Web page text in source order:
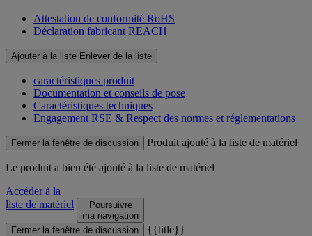
Attestation de conformité RoHS
Déclaration fabricant REACH
Ajouter à la liste Enlever de la liste
caractéristiques produit
Documentation et conseils de pose
Caractéristiques techniques
Engagement RSE & Respect des normes et réglementations
Fermer la fenêtre de discussion Produit ajouté à la liste de matériel
Le produit a bien été ajouté à la liste de matériel
Accéder à la
liste de matériel
Poursuivre
ma navigation
Fermer la fenêtre de discussion
{{title}}